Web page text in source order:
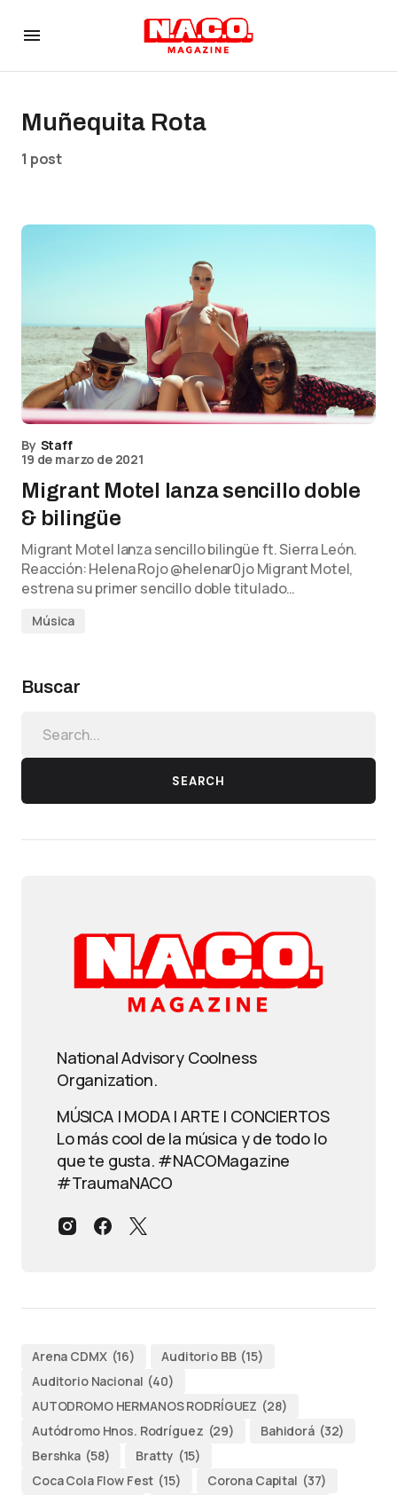
Muñequita Rota
1 post
By Staff
19 de marzo de 2021
Migrant Motel lanza sencillo doble
& bilingüe
Migrant Motel lanza sencillo bilingüe ft. Sierra León.
Reacción: Helena Rojo @helenar0jo Migrant Motel,
estrena su primer sencillo doble titulado…
Música
Buscar
SEARCH
National Advisory Coolness
Organization.
MÚSICA | MODA | ARTE | CONCIERTOS
Lo más cool de la música y de todo lo
que te gusta. #NACOMagazine
#TraumaNACO
Arena CDMX (16) Auditorio BB (15)
Auditorio Nacional (40)
AUTODROMO HERMANOS RODRÍGUEZ (28)
Autódromo Hnos. Rodríguez (29) Bahidorá (32)
Bershka (58) Bratty (15)
Coca Cola Flow Fest (15) Corona Capital (37)